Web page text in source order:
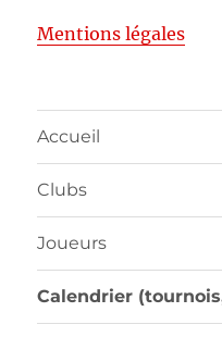
Mentions légales
Accueil
Clubs
Joueurs
Calendrier